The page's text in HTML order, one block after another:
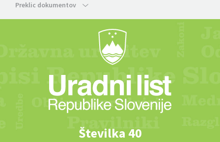
Preklic dokumentov
Številka 40